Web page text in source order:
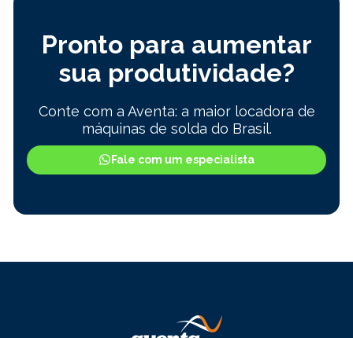
Pronto para aumentar
sua produtividade?
Conte com a Aventa: a maior locadora de
máquinas de solda do Brasil.
Fale com um especialista